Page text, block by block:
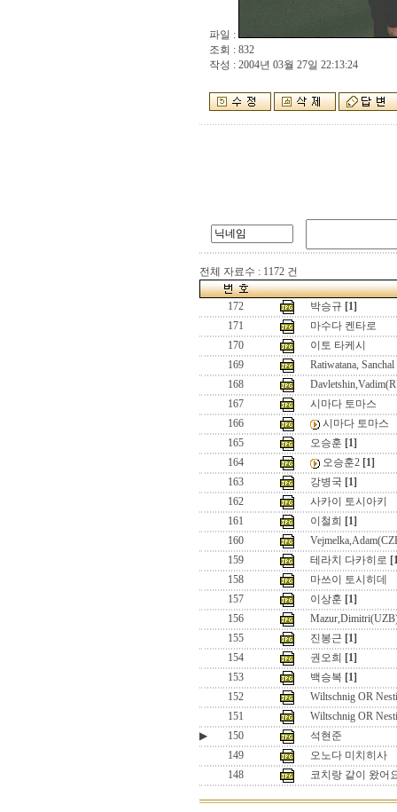
파일 :
조회 : 832
작성 : 2004년 03월 27일 22:13:24
전체 자료수 : 1172 건
172 박승규 [1]
171
마수다 켄타로
170
이토 타케시
169
Ratiwatana,
168
167
시마다 토마스
166
시마다 토마스
165
오승훈 [1]
164
오승훈2 [1]
163
강병국 [1]
162
사카이 토시아키
161
이철희 [1]
160
159
테라치 다카히로
158
마쓰이 토시히데
157
이상훈 [1]
156
155
진봉근 [1]
154
권오희 [1]
153
백승복 [1]
152
Wiltschnig OR
151
Wiltschnig OR
▶
150
석현준
149
오노다 미치히사
148
코치랑 같이 왔어